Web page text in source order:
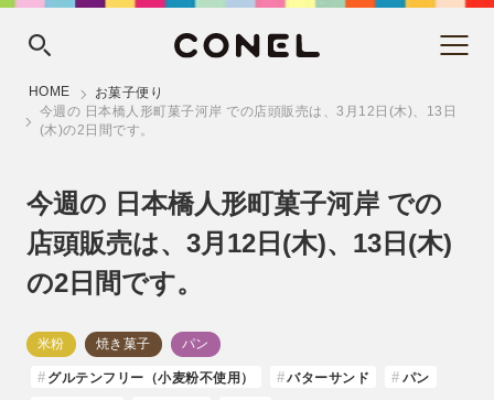
HOME
お菓子便り
今週の 日本橋人形町菓子河岸 での店頭販売は、3月12日(木)、13日
(木)の2日間です。
今週の 日本橋人形町菓子河岸 での
店頭販売は、3月12日(木)、13日(木)
の2日間です。
米粉 焼き菓子 パン
グルテンフリー（小麦粉不使用） バターサンド
パン